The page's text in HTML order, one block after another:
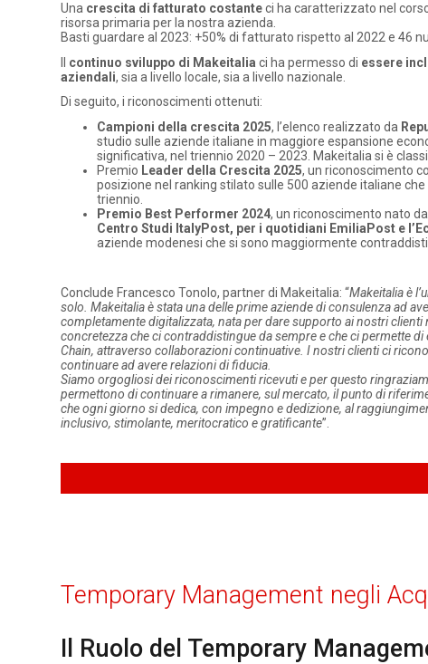
Una crescita di fatturato costanteci ha caratterizzato nel
risorsa primaria per la nostra azienda.
Basti guardare al 2023: +50% di fatturato rispetto al 2022 e 46
Il continuo sviluppo di Makeitalia ci ha permesso di essere
aziendali, sia a livello locale, sia a livello nazionale.
Di seguito, i riconoscimenti ottenuti:
Campioni della crescita 2025, l’elenco realizzato da
studio sulle aziende italiane in maggiore espansione
significativa, nel triennio 2020 – 2023. Makeitalia si è
Premio Leader della Crescita 2025, un riconoscimento
posizione nel ranking stilato sulle 500 aziende italiane
triennio.
Premio Best Performer 2024, un riconoscimento nato
Centro Studi ItalyPost, per i quotidiani EmiliaPost e
aziende modenesi che si sono maggiormente
Conclude Francesco Tonolo, partner di Makeitalia: “Makeitalia è
solo. Makeitalia è stata una delle prime aziende di consulenza ad
completamente digitalizzata, nata per dare supporto ai nostri
concretezza che ci contraddistingue da sempre e che ci permette
Chain, attraverso collaborazioni continuative. I nostri clienti ci
continuare ad avere relazioni di fiducia.
Siamo orgogliosi dei riconoscimenti ricevuti e per questo
permettono di continuare a rimanere, sul mercato, il punto di
che ogni giorno si dedica, con impegno e dedizione, al
inclusivo, stimolante, meritocratico e gratificante”.
Temporary Management negli
Il Ruolo del Temporary